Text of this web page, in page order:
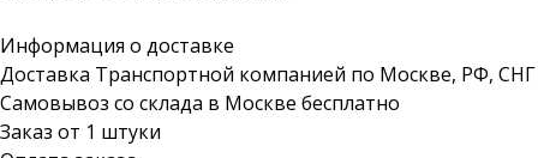
Информация о доставке
Доставка Транспортной компанией по Москве, РФ, СНГ
Самовывоз со склада в Москве бесплатно
Заказ от 1 штуки